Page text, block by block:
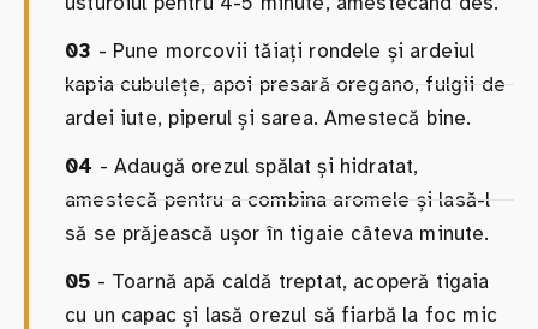
03 - Pune morcovii tăiați rondele și ardeiul
kapia cubulețe, apoi presară oregano, fulgii de
ardei iute, piperul și sarea. Amestecă bine.
04 - Adaugă orezul spălat și hidratat,
amestecă pentru a combina aromele și lasă-l
să se prăjească ușor în tigaie câteva minute.
05 - Toarnă apă caldă treptat, acoperă tigaia
cu un capac și lasă orezul să fiarbă la foc mic